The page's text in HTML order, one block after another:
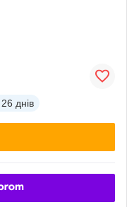
26 днів